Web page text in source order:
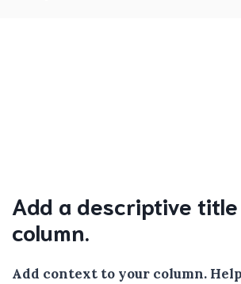
Add a descriptive
column.
Add context to your column.